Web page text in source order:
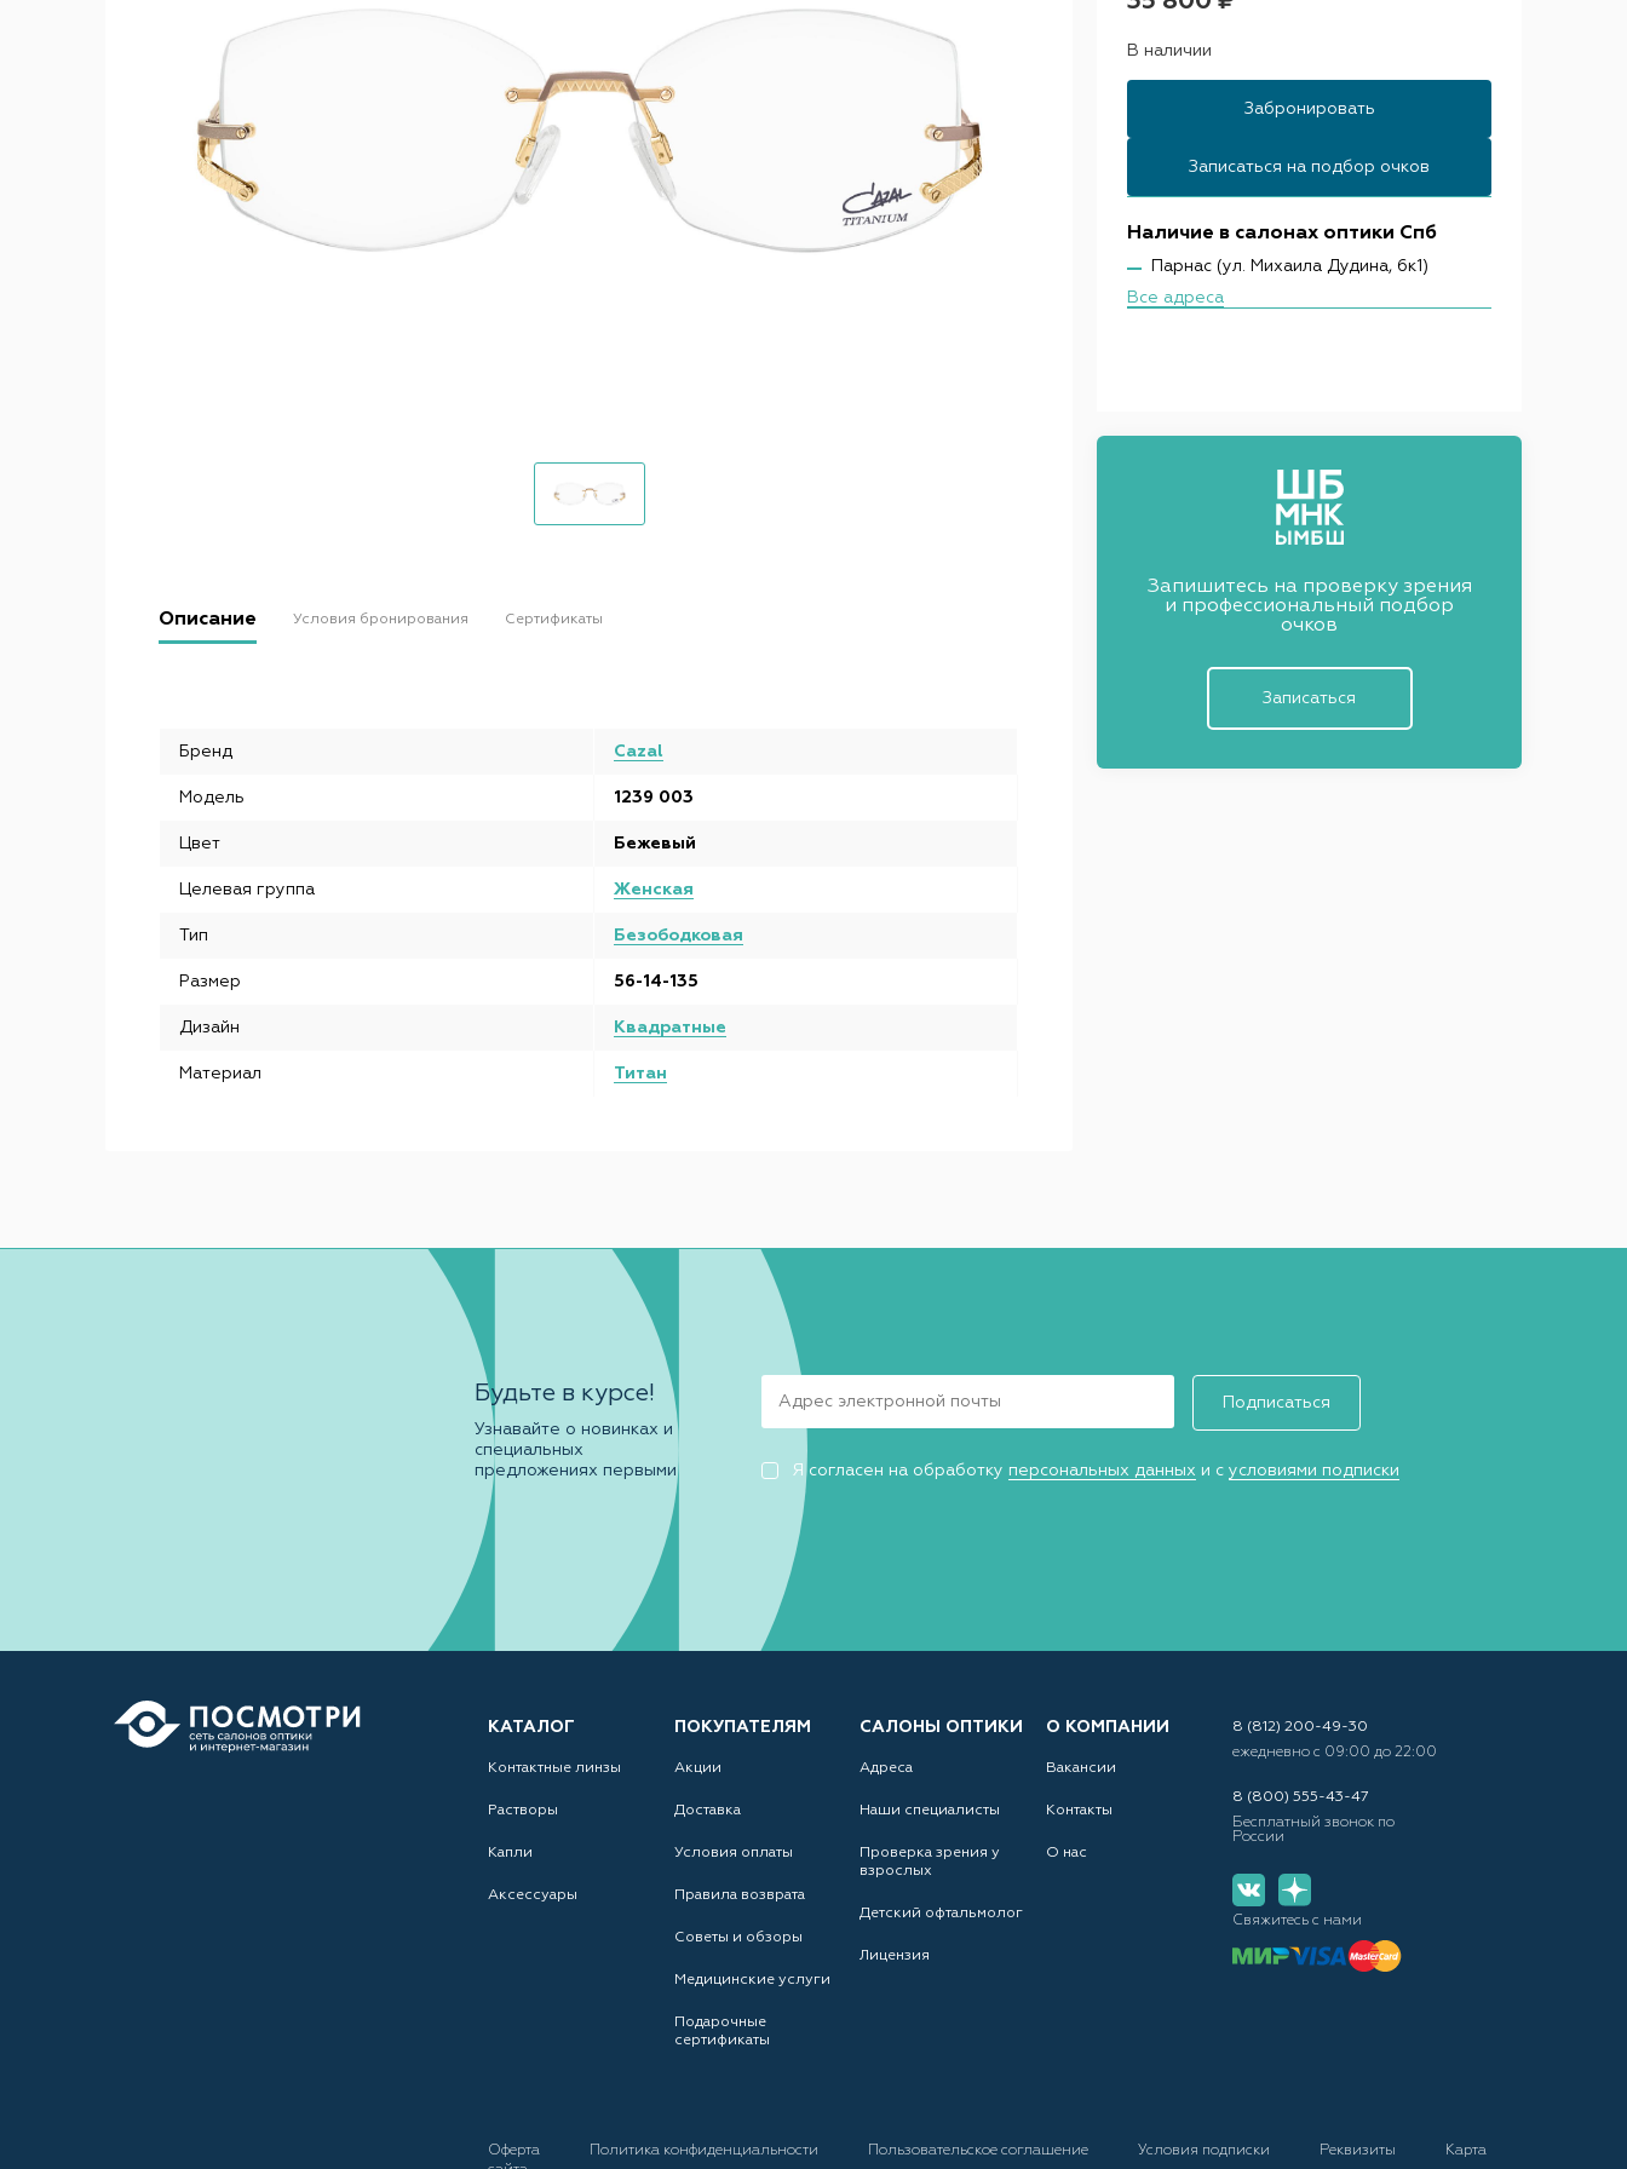
Описание Условия бронирования Сертификаты
Бренд Cazal
Модель 1239 003
Цвет Бежевый
Целевая группа Женская
Тип Безободковая
Размер 56-14-135
Дизайн Квадратные
Материал Титан
В наличии
Забронировать
Записаться на подбор очков
Наличие в салонах оптики Спб
Парнас (ул. Михаила Дудина, 6к1)
Все адреса
Запишитесь на проверку зрения
и профессиональный подбор
очков
Записаться
Будьте в курсе!
Узнавайте о новинках и
специальных
предложениях первыми
Подписаться
Я согласен на обработку персональных данных и с условиями подписки
КАТАЛОГ
Контактные линзы
Растворы
Капли
Аксессуары
ПОКУПАТЕЛЯМ
Акции
Доставка
Условия оплаты
Правила возврата
Советы и обзоры
Медицинские услуги
Подарочные
сертификаты
САЛОНЫ ОПТИКИ
Адреса
Наши специалисты
Проверка зрения у
взрослых
Детский офтальмолог
Лицензия
О КОМПАНИИ
Вакансии
Контакты
О нас
8 (812) 200-49-30
ежедневно с 09:00 до 22:00
8 (800) 555-43-47
Бесплатный звонок по
России
Свяжитесь с нами
Оферта Политика конфиденциальности Пользовательское соглашение Условия подписки Реквизиты
Карта